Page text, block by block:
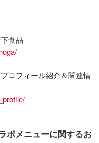
食品
ロフィール紹介＆関連情
ボメニューに関するお